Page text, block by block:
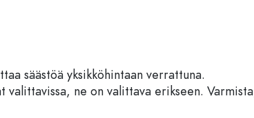
säästöä yksikköhintaan verrattuna.
valittavissa, ne on valittava erikseen.